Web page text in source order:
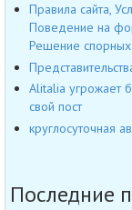
Правила сайта,
Поведение на
Решение
Alitalia угрожает
свой пост
круглосуточная
Последние